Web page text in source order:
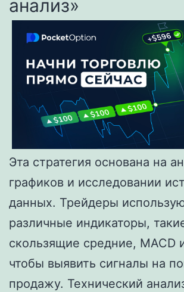
анализ»
Эта стратегия основана на
графиков и исследовании
данных. Трейдеры
различные индикаторы,
скользящие средние, MACD
чтобы выявить сигналы на
продажу. Технический